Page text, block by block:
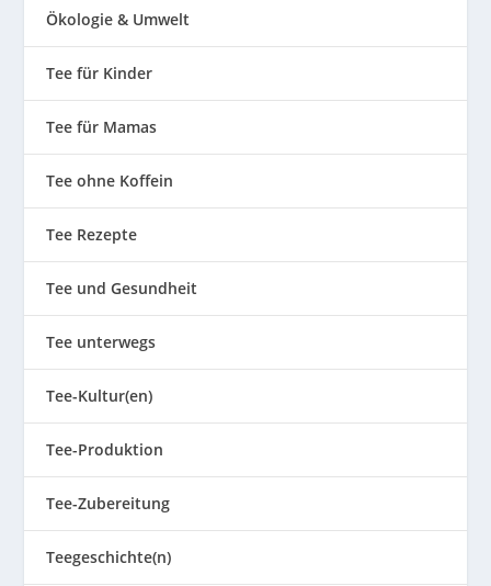
Ökologie & Umwelt
Tee für Kinder
Tee für Mamas
Tee ohne Koffein
Tee Rezepte
Tee und Gesundheit
Tee unterwegs
Tee-Kultur(en)
Tee-Produktion
Tee-Zubereitung
Teegeschichte(n)